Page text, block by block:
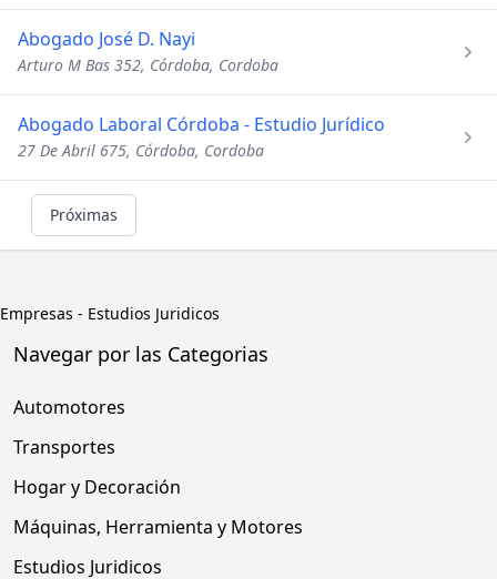
Abogado José D. Nayi
Arturo M Bas 352, Córdoba, Cordoba
Abogado Laboral Córdoba - Estudio Jurídico
27 De Abril 675, Córdoba, Cordoba
Próximas
Empresas - Estudios Juridicos
Navegar por las Categorias
Automotores
Transportes
Hogar y Decoración
Máquinas, Herramienta y Motores
Estudios Juridicos